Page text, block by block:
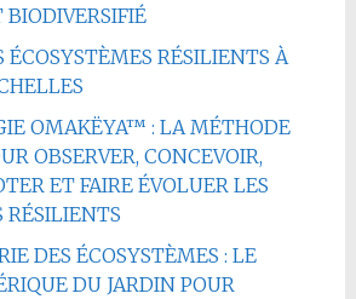
BIODIVERSIFIÉ
ÉCOSYSTÈMES RÉSILIENTS À
OMAKËYA™ : LA MÉTHODE
OBSERVER, CONCEVOIR,
ET FAIRE ÉVOLUER LES
RÉSILIENTS
DES ÉCOSYSTÈMES : LE
DU JARDIN POUR